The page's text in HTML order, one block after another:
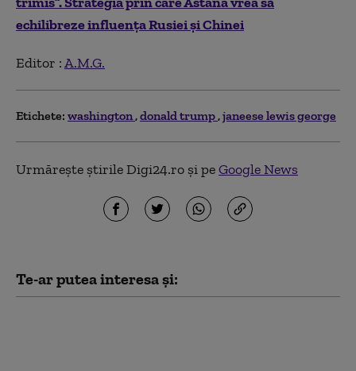
echilibreze influența Rusiei și Chinei
Editor :A.M.G.
Etichete: washington donald trump janeese lewis george
Urmărește știrile Digi24.ro și peGoogle News
Te-ar putea interesa și: